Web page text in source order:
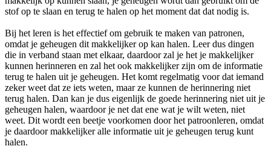
stof op te slaan en terug te halen op het moment dat dat nodig is.
Bij het leren is het effectief om gebruik te maken van patronen,
omdat je geheugen dit makkelijker op kan halen. Leer dus dingen
die in verband staan met elkaar, daardoor zal je het je makkelijker
kunnen herinneren en zal het ook makkelijker zijn om de informatie
terug te halen uit je geheugen. Het komt regelmatig voor dat iemand
zeker weet dat ze iets weten, maar ze kunnen de herinnering niet
terug halen. Dan kan je dus eigenlijk de goede herinnering niet uit je
geheugen halen, waardoor je net dat ene wat je wilt weten, niet
weet. Dit wordt een beetje voorkomen door het patroonleren, omdat
je daardoor makkelijker alle informatie uit je geheugen terug kunt
halen.